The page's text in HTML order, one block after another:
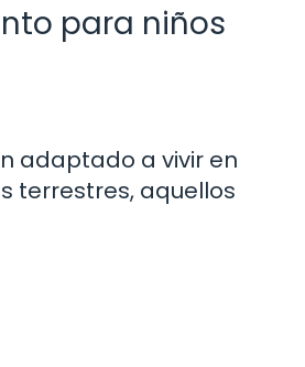
para niños
adaptado a vivir en
terrestres, aquellos